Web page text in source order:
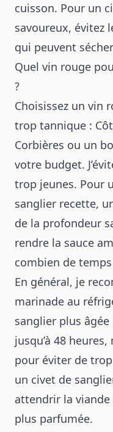
cuisson. Pour un
savoureux, évitez
qui peuvent
Quel vin rouge
?
Choisissez un vin
trop tannique :
Corbières ou un
votre budget.
trop jeunes. Pour
sanglier recette,
de la profondeur
rendre la sauce
combien de
En général, je
marinade au
sanglier plus
jusqu’à 48
pour éviter de
un civet de
attendrir la viande
plus parfumée.